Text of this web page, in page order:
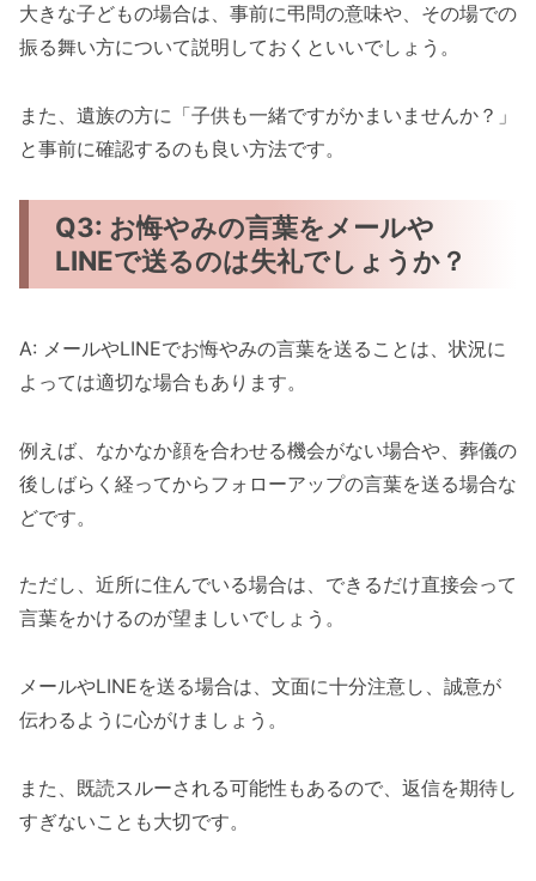
大きな子どもの場合は、事前に弔問の意味や、その場での
振る舞い方について説明しておくといいでしょう。
また、遺族の方に「子供も一緒ですがかまいませんか？」
と事前に確認するのも良い方法です。
Q3: お悔やみの言葉をメールや
LINEで送るのは失礼でしょうか？
A: メールやLINEでお悔やみの言葉を送ることは、状況に
よっては適切な場合もあります。
例えば、なかなか顔を合わせる機会がない場合や、葬儀の
後しばらく経ってからフォローアップの言葉を送る場合な
どです。
ただし、近所に住んでいる場合は、できるだけ直接会って
言葉をかけるのが望ましいでしょう。
メールやLINEを送る場合は、文面に十分注意し、誠意が
伝わるように心がけましょう。
また、既読スルーされる可能性もあるので、返信を期待し
すぎないことも大切です。